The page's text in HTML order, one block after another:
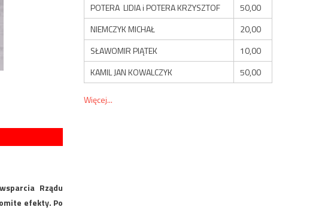
Rządu
efekty. Po
POTERA LIDIA i POTERA KRZYSZTOF
50,00
NIEMCZYK MICHAŁ
20,00
SŁAWOMIR PIĄTEK
10,00
KAMIL JAN KOWALCZYK
50,00
Więcej...